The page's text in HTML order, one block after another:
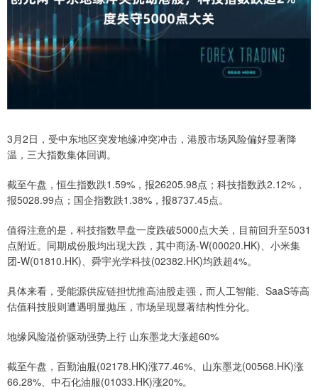
3月2日，受中东地区突发地缘冲突冲击，港股市场风险偏好显著降
温，三大指数集体回调。
截至午盘，恒生指数跌1.59%，报26205.98点；科技指数跌2.12%，
报5028.99点；国企指数跌1.38%，报8737.45点。
值得注意的是，科技指数早盘一度跌破5000点大关，目前回升至5031
点附近。同期成份股均出现大跌，其中商汤-W(00020.HK)、小米集
团-W(01810.HK)、舜宇光学科技(02382.HK)均跌超4%。
具体来看，受能源供应链担忧推高油股走强，而人工智能、SaaS等高
估值科技股则遭遇明显抛压，市场呈现显著结构性分化。
地缘风险溢价驱动强势上行 山东墨龙大涨超60%
截至午盘，百勤油服(02178.HK)涨77.46%、山东墨龙(00568.HK)涨
66.28%、中石化油服(01033.HK)涨20%。